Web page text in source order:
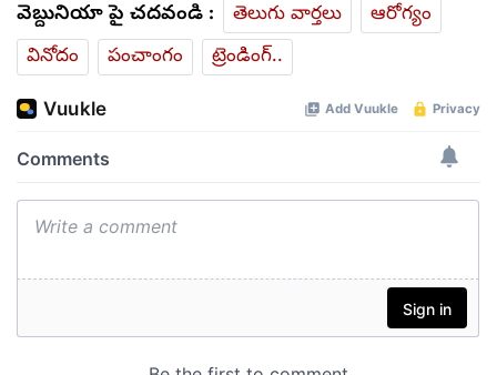
వెబ్దునియా పై చదవండి : తెలుగు వార్తలు
ఆరోగ్యం
వినోదం
పంచాంగం ట్రెండింగ్..